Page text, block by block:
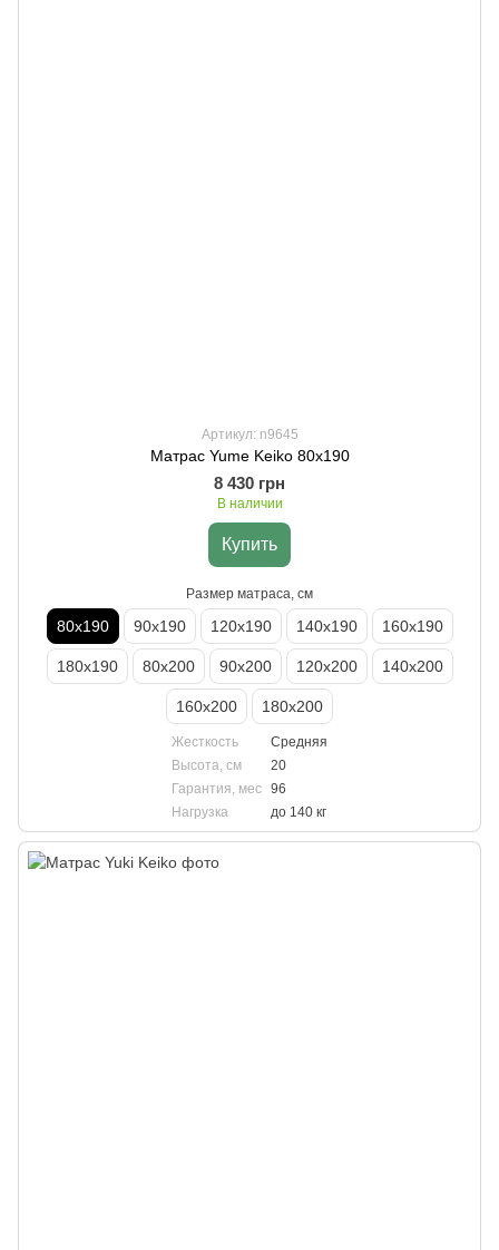
Артикул: n9645
Матрас Yume Keiko 80х190
8 430 грн
В наличии
Купить
Размер матраса, см
80х190 90х190 120х190 140х190 160х190
180х190 80х200 90х200 120х200 140х200
160х200 180х200
Жесткость
Средняя
Высота, см
20
Гарантия, мес 96
Нагрузка
до 140 кг